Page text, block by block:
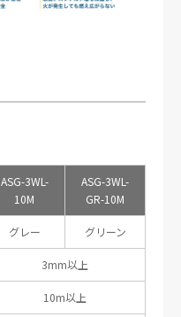
ASG-3WL-
10M
ASG-3WL-
GR-10M
グレー グリーン
3mm以上
10m以上